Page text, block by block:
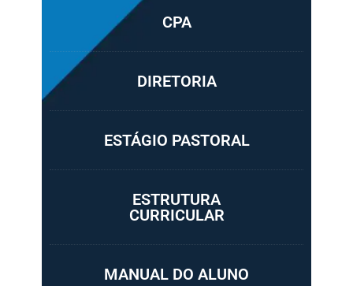
CPA
DIRETORIA
ESTÁGIO PASTORAL
ESTRUTURA
CURRICULAR
MANUAL DO ALUNO